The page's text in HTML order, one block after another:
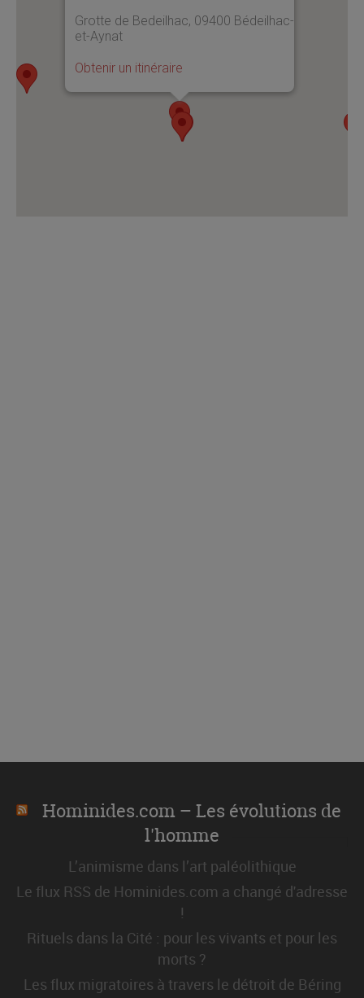
Grotte de Bedeilhac, 09400 Bédeilhac-
et-Aynat
Obtenir un itinéraire
Hominides.com – Les évolutions de
l'homme
L’animisme dans l’art paléolithique
Le flux RSS de Hominides.com a changé d'adresse
!
Rituels dans la Cité : pour les vivants et pour les
morts ?
Les flux migratoires à travers le détroit de Béring